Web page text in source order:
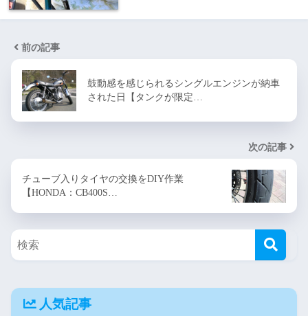
前の記事
鼓動感を感じられるシングルエンジンが納車
された日【タンクが限定…
次の記事
チューブ入りタイヤの交換をDIY作業
【HONDA：CB400S…
人気記事